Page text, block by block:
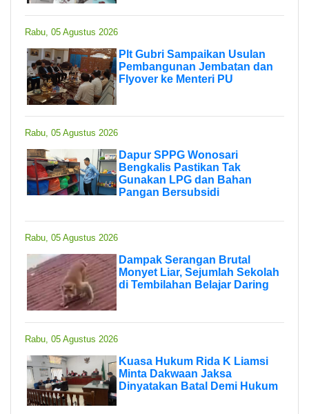
Rabu, 05 Agustus 2026
Plt Gubri Sampaikan Usulan
Pembangunan Jembatan dan
Flyover ke Menteri PU
Rabu, 05 Agustus 2026
Dapur SPPG Wonosari
Bengkalis Pastikan Tak
Gunakan LPG dan Bahan
Pangan Bersubsidi
Rabu, 05 Agustus 2026
Dampak Serangan Brutal
Monyet Liar, Sejumlah Sekolah
di Tembilahan Belajar Daring
Rabu, 05 Agustus 2026
Kuasa Hukum Rida K Liamsi
Minta Dakwaan Jaksa
Dinyatakan Batal Demi Hukum